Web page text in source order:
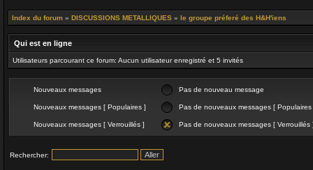
Index du forum » DISCUSSIONS METALLIQUES » le groupe préferé des H&H'iens
Qui est en ligne
Utilisateurs parcourant ce forum: Aucun utilisateur enregistré et 5 invités
Nouveaux messages Pas de nouveau message
Nouveaux messages [ Populaires ] Pas de nouveaux messages [ Populaires
Nouveaux messages [ Verrouillés ] Pas de nouveaux messages [ Verrouillés
Rechercher: